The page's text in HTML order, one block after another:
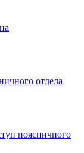
отдела
поясничного